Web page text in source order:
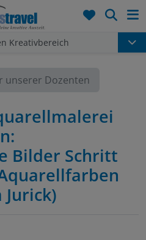
Kreativbereich
unserer Dozenten
Bilder Schritt